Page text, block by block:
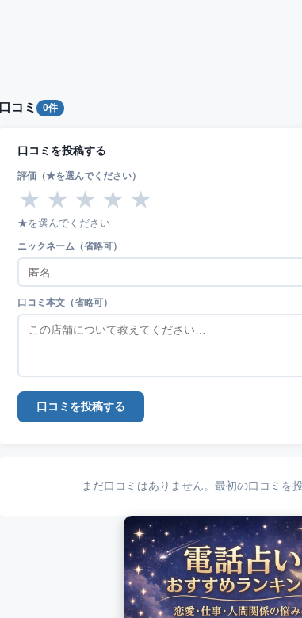
口コミ 0件
口コミを投稿する
評価（★を選んでください）
★ ★ ★ ★ ★
★を選んでください
ニックネーム（省略可）
口コミ本文（省略可）
口コミを投稿する
まだ口コミはありません。最初の口コミを